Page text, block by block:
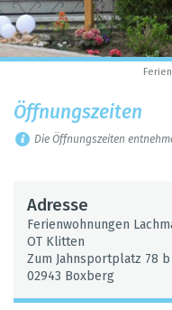
Öff­nungs­zei­ten
Die Öff­nungs­zei­ten
Adresse
Feri­en­woh­nun­gen
OT Klit­ten
Zum Jahn­sport­platz 78 b
02943 Box­berg